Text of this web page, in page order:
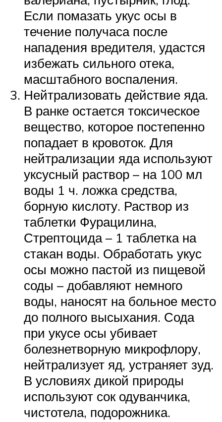
Если помазать укус осы в
течение получаса после
нападения вредителя, удастся
избежать сильного отека,
масштабного воспаления.
Нейтрализовать действие яда.
В ранке остается токсическое
вещество, которое постепенно
попадает в кровоток. Для
нейтрализации яда используют
уксусный раствор – на 100 мл
воды 1 ч. ложка средства,
борную кислоту. Раствор из
таблетки Фурацилина,
Стрептоцида – 1 таблетка на
стакан воды. Обработать укус
осы можно пастой из пищевой
соды – добавляют немного
воды, наносят на больное место
до полного высыхания. Сода
при укусе осы убивает
болезнетворную микрофлору,
нейтрализует яд, устраняет зуд.
В условиях дикой природы
используют сок одуванчика,
чистотела, подорожника.